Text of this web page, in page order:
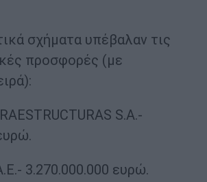
σχήματα υπέβαλαν τις
προσφορές (με
S.A.-
3.270.000.000 ευρώ.